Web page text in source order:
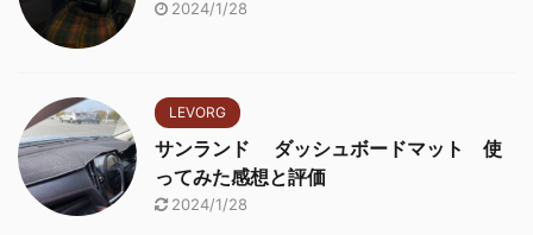
2024/1/28
LEVORG
サンランド ダッシュボードマット 使
ってみた感想と評価
2024/1/28